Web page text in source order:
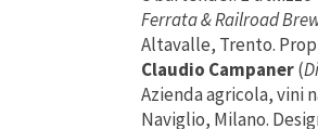
Ferrata & Railroad
Altavalle, Trento.
Claudio Campaner(
Azienda agricola, vini
Naviglio, Milano.